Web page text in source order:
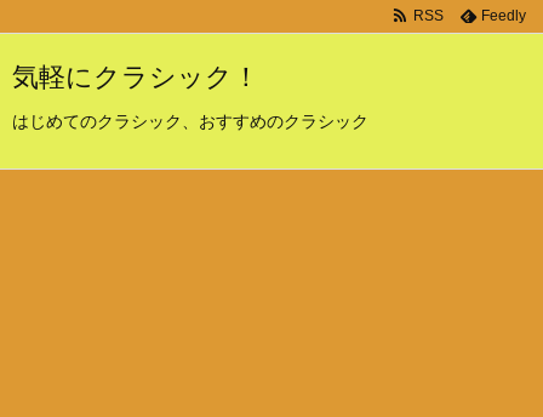
気軽にクラシック！
はじめてのクラシック、おすすめのクラシック
RSS Feedly